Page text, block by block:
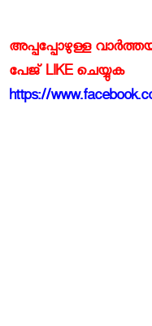
അപ്പപ്പോഴുള്ള
പേജ് LIKE ചെയ്യുക
https://